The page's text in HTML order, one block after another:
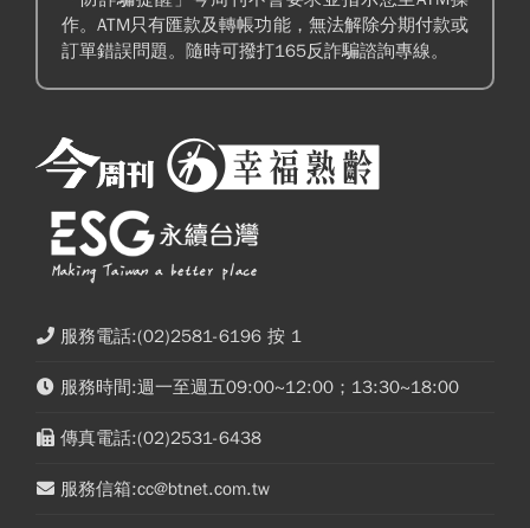
作。ATM只有匯款及轉帳功能，無法解除分期付款或
訂單錯誤問題。隨時可撥打165反詐騙諮詢專線。
服務電話:(02)2581-6196 按 1
服務時間:週一至週五09:00~12:00；13:30~18:00
傳真電話:(02)2531-6438
服務信箱:cc@btnet.com.tw